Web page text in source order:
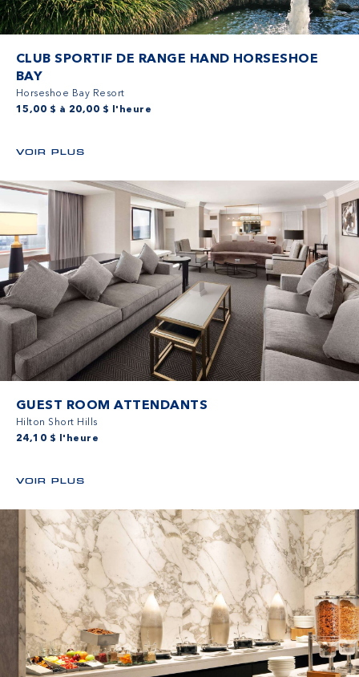
CLUB SPORTIF DE RANGE HAND HORSESHOE
BAY
Horseshoe Bay Resort
15,00 $ à 20,00 $ l'heure
VOIR PLUS
GUEST ROOM ATTENDANTS
Hilton Short Hills
24,10 $ l'heure
VOIR PLUS